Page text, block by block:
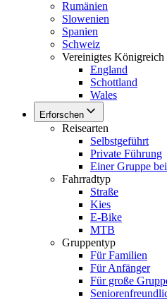
Rumänien
Slowenien
Spanien
Schweiz
Vereinigtes Königreich
England
Schottland
Wales
Erforschen
Reisearten
Selbstgeführt
Private Führung
Einer Gruppe
Fahrradtyp
Straße
Kies
E-Bike
MTB
Gruppentyp
Für Familien
Für Anfänger
Für große